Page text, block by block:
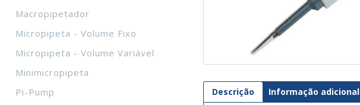
Macropipetador
Micropipeta - Volume Fixo
Micropipeta - Volume Variável
Minimicropipeta
Pi-Pump
Descrição Informação adicional